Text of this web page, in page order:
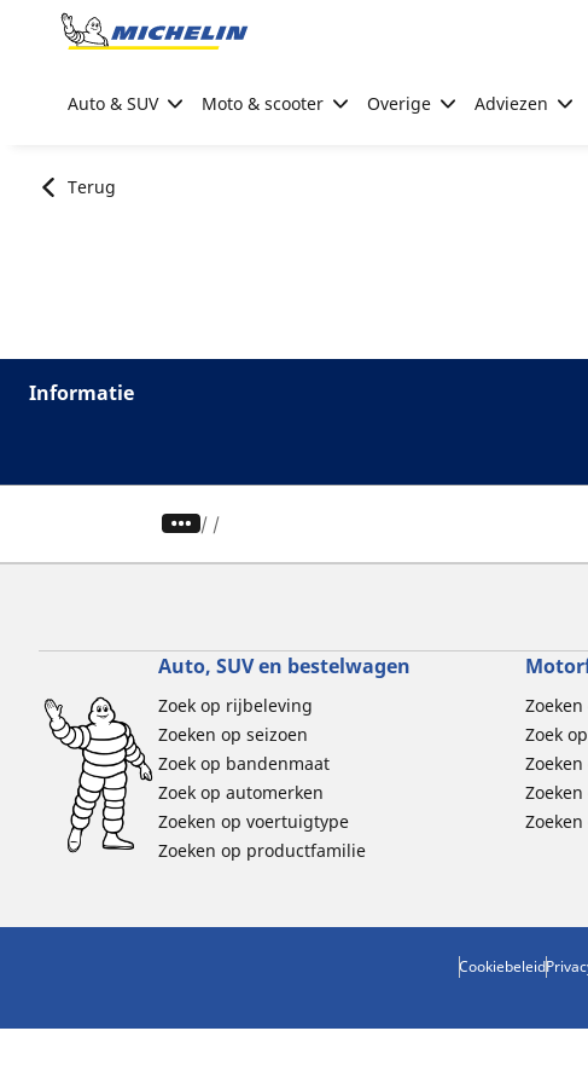
Go to page content
Auto & SUV Moto & scooter Overige Adviezen
Terug
Informatie
/
Auto, SUV en bestelwagen
Zoek op rijbeleving
Zoeken op seizoen
Zoek op bandenmaat
Zoek op automerken
Zoeken op voertuigtype
Zoeken op productfamilie
Zoek
Cookiebeleid